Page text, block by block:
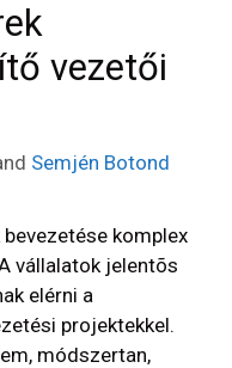
vezetői
Semjén Botond
komplex
vállalatok jelentõs
elérni a
projektekkel.
módszertan,